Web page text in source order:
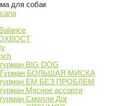
для собак
BIG DOG
БОЛЬШАЯ МИСКА
ЕМ БЕЗ ПРОБЛЕМ
Мясное ассорти
Смолли Дог